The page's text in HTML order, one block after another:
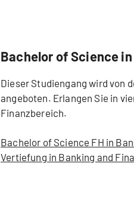
Bachelor of Science
Dieser Studiengang wird von
angeboten. Erlangen Sie in
Finanzbereich.
Bachelor of Science FH in
Vertiefung in Banking and